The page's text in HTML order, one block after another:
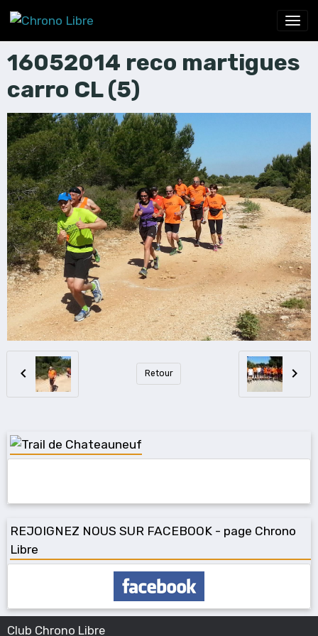
16052014 reco martigues
carro CL (5)
Retour
REJOIGNEZ NOUS SUR FACEBOOK - page Chrono
Libre
Club Chrono Libre